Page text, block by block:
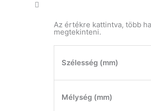
Az értékre kattintva, több
megtekinteni.
Szélesség (mm)
Mélység (mm)